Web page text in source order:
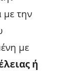
με την
με
ή